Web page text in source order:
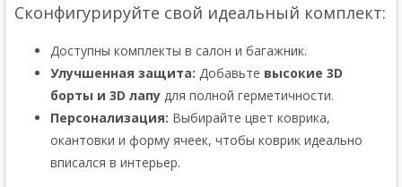
Сконфигурируйте свой идеальный комплект:
Доступны комплекты в салон и багажник.
Улучшенная защита: Добавьте высокие 3D
борты и 3D лапу для полной герметичности.
Персонализация: Выбирайте цвет коврика,
окантовки и форму ячеек, чтобы коврик идеально
вписался в интерьер.